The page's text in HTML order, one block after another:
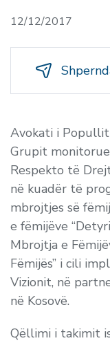
12/12/2017
Avokati i
Grupit
Respekto të
në kuadër të
mbrojtjes së
e fëmijëve
Mbrojtja e
Fëmijës” i cili
Vizionit, në
në Kosovë.
Qëllimi i takimit